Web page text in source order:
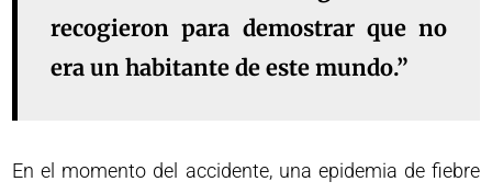
recogieron para demostrar que no
era un habitante de este mundo.”
En el momento del accidente, una epidemia de fiebre